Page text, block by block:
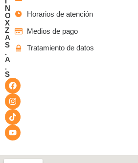
N
O
X
Z
A
S
.
A
.
S
Horarios de atención
Medios de pago
Tratamiento de datos